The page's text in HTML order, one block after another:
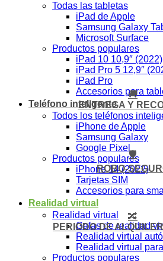
Todas las tabletas
iPad de Apple
Samsung Galaxy
Microsoft Surface
Productos populares
iPad 10 10,9″ (2022)
iPad Pro 5 12,9″
iPad Pro
Accesorios para
Teléfono inteligente
Todos los teléfonos
iPhone de Apple
Samsung Galaxy
Google Pixel
Productos populares
iPhone 14 (2022)
Tarjetas SIM
Accesorios para
Realidad virtual
Realidad virtual
Gafas de realidad
Realidad virtual
Realidad virtual
Productos populares
🚚
ENTREGA Y
🛡️
ROBO-
🔀
PERIODO DE